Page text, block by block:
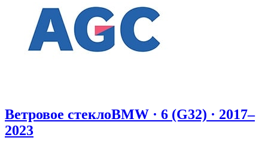
Ветровое стеклоBMW · 6 (G32) · 2017–
2023